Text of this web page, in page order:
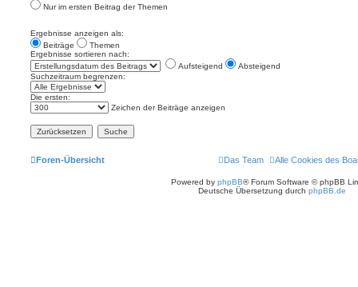
Nur im ersten Beitrag der Themen
Ergebnisse anzeigen als:
Beiträge
Themen
Ergebnisse sortieren nach:
Aufsteigend
Absteigend
Suchzeitraum begrenzen:
Die ersten:
Zeichen der Beiträge anzeigen
Foren-Übersicht Alle Cookies des
Das Team
Powered by phpBB® Forum Software © phpBB
Deutsche Übersetzung durch phpBB.de